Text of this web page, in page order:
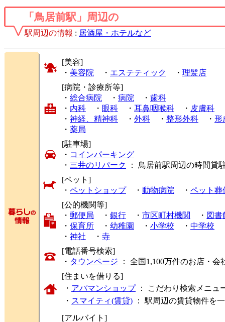
「鳥居前駅」周辺の
駅周辺の情報 : 居酒屋・ホテルなど
[美容]
・ 美容院 ・ エステティック ・ 理髪店
[病院・診療所等]
・ 総合病院 ・ 病院 ・ 歯科
・ 内科 ・ 眼科 ・ 耳鼻咽喉科 ・ 皮膚科
・ 神経、精神科 ・ 外科 ・ 整形外科 ・ 形
・ 薬局
[駐車場]
・ コインパーキング
・ 三井のリパーク
： 鳥居前駅周辺の時間貸
[ペット]
・ ペットショップ・ 動物病院 ・ ペット葬
[公的機関等]
・ 郵便局 ・ 銀行 ・ 市区町村機関 ・ 図書
・ 保育所 ・ 幼稚園 ・ 小学校 ・ 中学校
・ 神社 ・ 寺
[電話番号検索]
・ タウンページ ： 全国1,100万件のお店・
[住まいを借りる]
・ アパマンショップ： こだわり検索メニュ
・ スマイティ(賃貸) ： 駅周辺の賃貸物件を
[アルバイト]